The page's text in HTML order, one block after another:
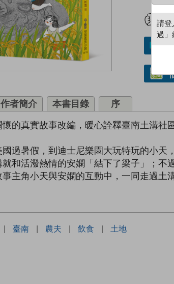
作者簡介 本書目錄 序
的真實故事改編，暖心詮釋臺南土溝社
過暑假，到迪士尼樂園大玩特玩的小
就和活潑熱情的安嫻「結下了梁子」；
主角小天與安嫻的互動中，一同走過土
| 臺南 | 農夫 | 飲食 | 土地
請登
過」